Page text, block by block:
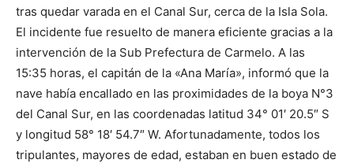
tras quedar varada en el Canal Sur, cerca de la Isla Sola.
El incidente fue resuelto de manera eficiente gracias a la
intervención de la Sub Prefectura de Carmelo. A las
15:35 horas, el capitán de la «Ana María», informó que la
nave había encallado en las proximidades de la boya N°3
del Canal Sur, en las coordenadas latitud 34° 01′ 20.5″ S
y longitud 58° 18′ 54.7″ W. Afortunadamente, todos los
tripulantes, mayores de edad, estaban en buen estado de